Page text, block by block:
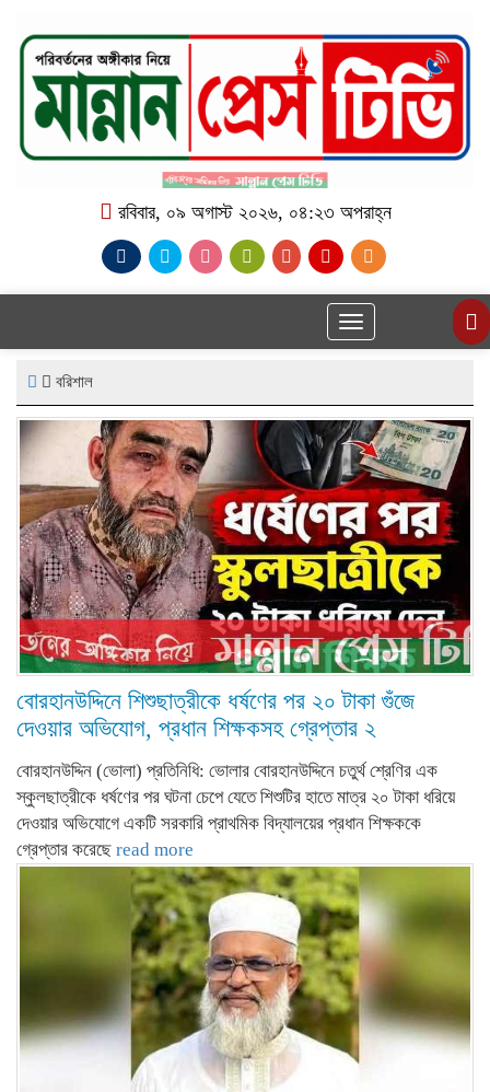
রবিবার, ০৯ অগাস্ট ২০২৬, ০৪:২৩ অপরাহ্ন
Toggle
navigation
বরিশাল
বোরহানউদ্দিনে শিশুছাত্রীকে ধর্ষণের পর ২০ টাকা গুঁজে
দেওয়ার অভিযোগ, প্রধান শিক্ষকসহ গ্রেপ্তার ২
বোরহানউদ্দিন (ভোলা) প্রতিনিধি: ভোলার বোরহানউদ্দিনে চতুর্থ শ্রেণির এক
স্কুলছাত্রীকে ধর্ষণের পর ঘটনা চেপে যেতে শিশুটির হাতে মাত্র ২০ টাকা ধরিয়ে
দেওয়ার অভিযোগে একটি সরকারি প্রাথমিক বিদ্যালয়ের প্রধান শিক্ষককে
গ্রেপ্তার করেছে read more